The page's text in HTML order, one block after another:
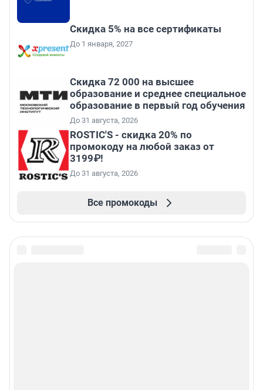
Скидка 5% на все сертификаты
До 1 января, 2027
Скидка 72 000 на высшее
образование и среднее специальное
образование в первый год обучения
До 31 августа, 2026
ROSTIC'S - скидка 20% по
промокоду на любой заказ от
3199₽!
До 31 августа, 2026
Все промокоды